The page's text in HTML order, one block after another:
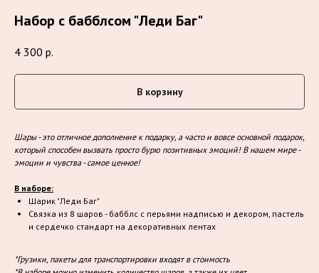
Набор с бабблсом "Леди Баг"
4 300 р.
В корзину
Шары - это отличное дополнение к подарку, а часто и вовсе основной подарок,
который способен вызвать просто бурю позитивных эмоций! В нашем мире -
эмоции и чувства - самое ценное!
В наборе:
Шарик "Леди Баг"
Связка из 8 шаров - бабблс с перьями надписью и декором, пастель
и сердечко стандарт на декоративных лентах
*Грузики, пакеты для транспортировки входят в стоимость